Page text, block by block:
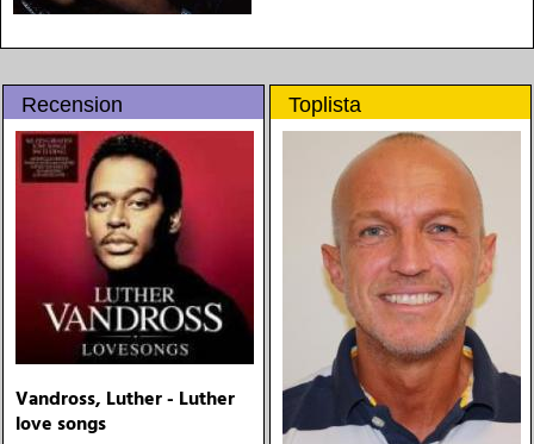
Recension
Vandross, Luther - Luther
love songs
Toplista